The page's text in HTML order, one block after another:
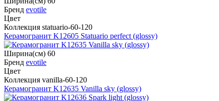
Бренд evotile
Цвет
Коллекция statuario-60-120
Керамогранит K12605 Statuario perfect (glossy)
Ширина(см) 60
Бренд evotile
Цвет
Коллекция vanilla-60-120
Керамогранит K12635 Vanilla sky (glossy)